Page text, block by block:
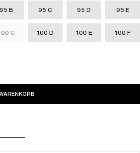
95 B 95 C 95 D 95 E
C 100 D 100 E 100 F